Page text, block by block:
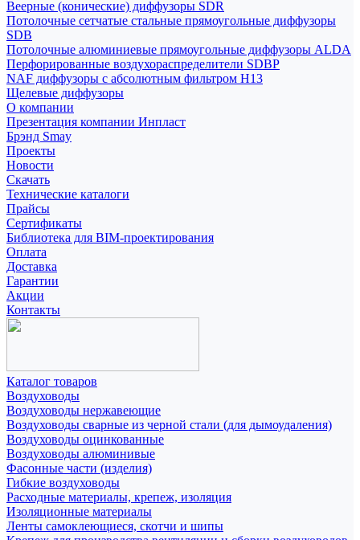
Веерные (конические) диффузоры SDR
Потолочные сетчатые стальные прямоугольные диффузоры
SDB
Потолочные алюминиевые прямоугольные диффузоры ALDA
Перфорированные воздухораспределители SDBP
NAF диффузоры с абсолютным фильтром Н13
Щелевые диффузоры
О компании
Презентация компании Инпласт
Брэнд Smay
Проекты
Новости
Скачать
Технические каталоги
Прайсы
Сертификаты
Библиотека для BIM-проектирования
Оплата
Доставка
Гарантии
Акции
Контакты
Каталог товаров
Воздуховоды
Воздуховоды нержавеющие
Воздуховоды сварные из черной стали (для дымоудаления)
Воздуховоды оцинкованные
Воздуховоды алюминивые
Фасонные части (изделия)
Гибкие воздуховоды
Расходные материалы, крепеж, изоляция
Изоляционные материалы
Ленты самоклеющиеся, скотчи и шипы